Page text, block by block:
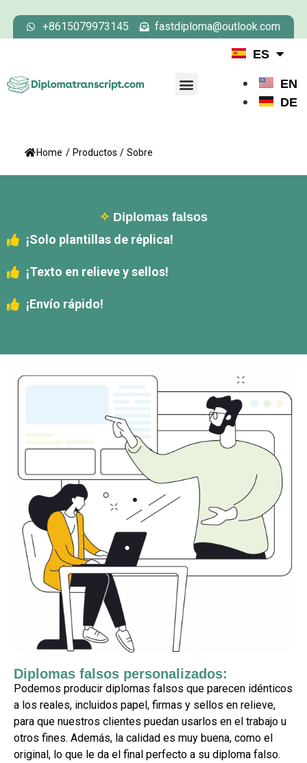
+8615079973145 fastdiploma@outlook.com
ES
EN
DE
Home / Productos / Sobre
✧ Diplomas falsos
¡Solo plantillas de réplica!
¡Texto en relieve y sellos!
¡Envío rápido!
Diplomas falsos personalizados:
Podemos producir diplomas falsos que parecen idénticos
a los reales, incluidos papel, firmas y sellos en relieve,
para que nuestros clientes puedan usarlos en el trabajo u
otros fines. Además, la calidad es muy buena, como el
original, lo que le da el final perfecto a su diploma falso.